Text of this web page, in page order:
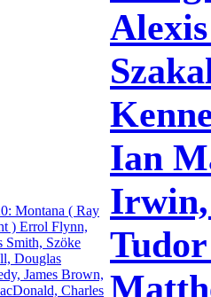
Ian
Irwin,